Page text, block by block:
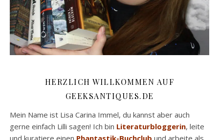
HERZLICH WILLKOMMEN AUF
GEEKSANTIQUES.DE
Mein Name ist Lisa Carina Immel, du kannst aber auch
gerne einfach Lilli sagen! Ich bin Literaturbloggerin, leite